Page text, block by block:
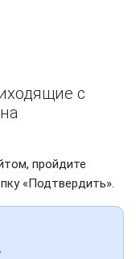
с
пройдите
«Подтвердить».